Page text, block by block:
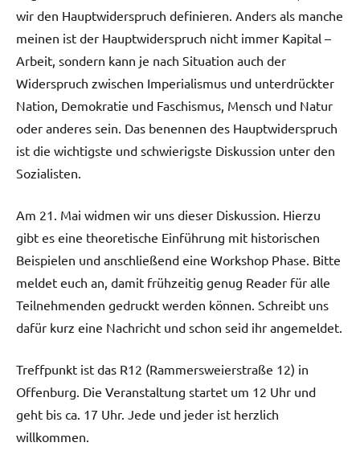
wir den Hauptwiderspruch definieren. Anders als manche
meinen ist der Hauptwiderspruch nicht immer Kapital –
Arbeit, sondern kann je nach Situation auch der
Widerspruch zwischen Imperialismus und unterdrückter
Nation, Demokratie und Faschismus, Mensch und Natur
oder anderes sein. Das benennen des Hauptwiderspruch
ist die wichtigste und schwierigste Diskussion unter den
Sozialisten.
Am 21. Mai widmen wir uns dieser Diskussion. Hierzu
gibt es eine theoretische Einführung mit historischen
Beispielen und anschließend eine Workshop Phase. Bitte
meldet euch an, damit frühzeitig genug Reader für alle
Teilnehmenden gedruckt werden können. Schreibt uns
dafür kurz eine Nachricht und schon seid ihr angemeldet.
Treffpunkt ist das R12 (Rammersweierstraße 12) in
Offenburg. Die Veranstaltung startet um 12 Uhr und
geht bis ca. 17 Uhr. Jede und jeder ist herzlich
willkommen.